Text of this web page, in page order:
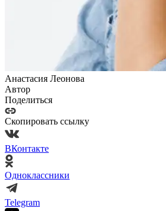
Анастасия Леонова
Автор
Поделиться
Скопировать ссылку
ВКонтакте
Одноклассники
Telegram